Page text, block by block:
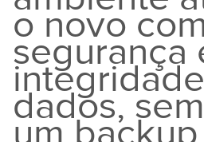
o novo
segurança
dados,